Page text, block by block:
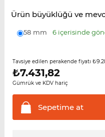
Ürün büyüklüğü ve
58 mm 6 içerisinde
Tavsiye edilen perakende fiyatı
₺7.431,82
Gümrük ve KDV hariç
Sepetimeat